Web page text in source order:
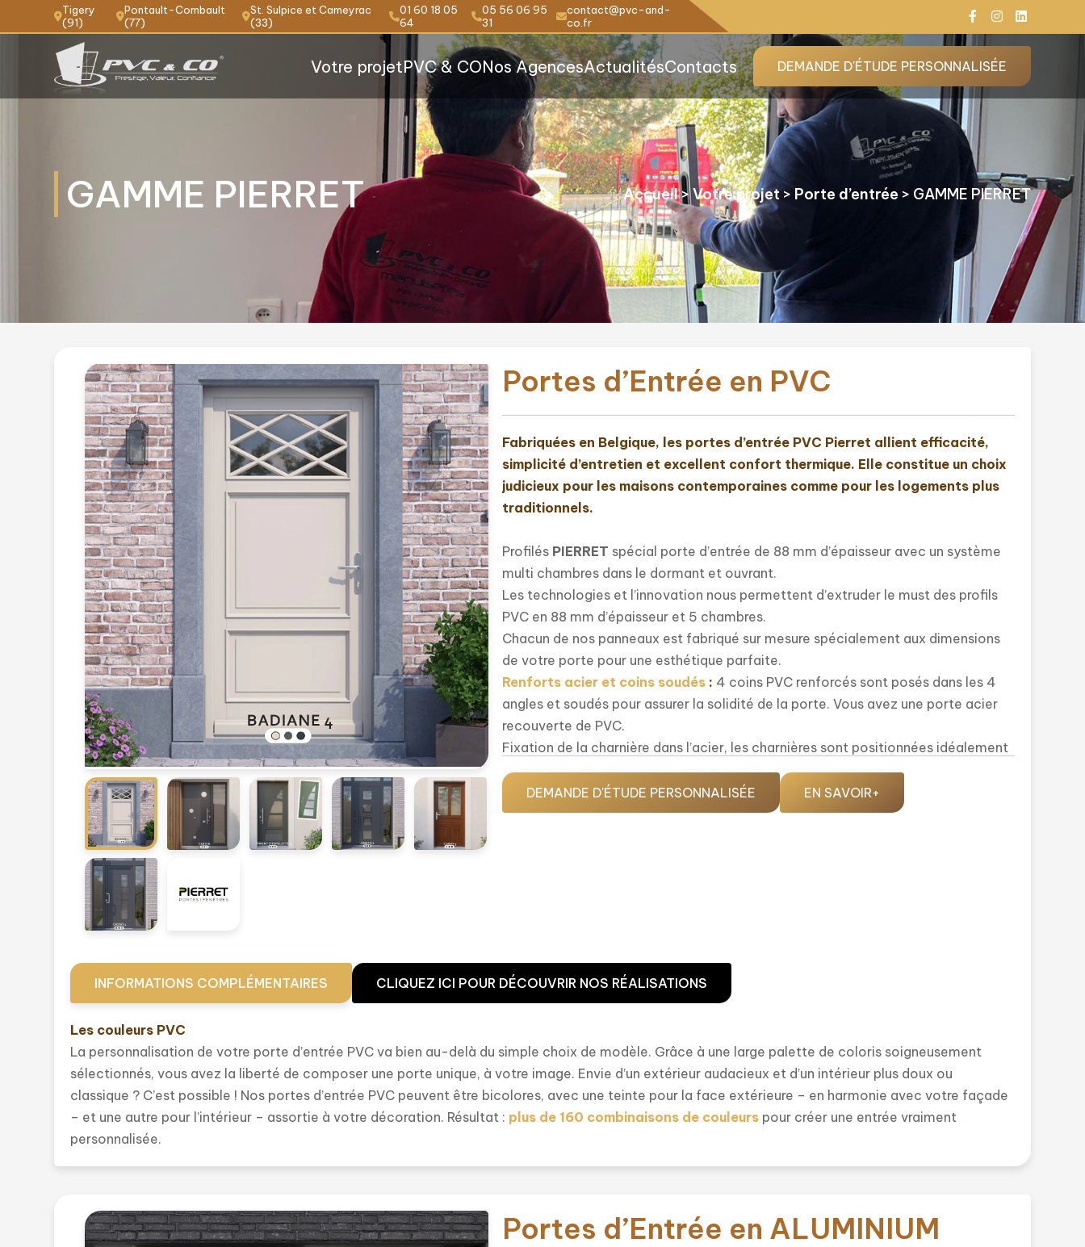
Panneau de gestion des cookies
Tigery
(91)
Pontault-Combault
(77)
St. Sulpice et Cameyrac
(33)
01 60 18 05
64
05 56 06 95
31
contact@pvc-and-
co.fr
Votre projetPVC & CONos AgencesActualitésContacts DEMANDE D'ÉTUDE PERSONNALISÉE
GAMME PIERRET Accueil>Votre projet> Porte d’entrée > GAMME PIERRET
Portes d’Entrée en PVC
Fabriquées en Belgique, les portes d’entrée PVC Pierret allient efficacité,
simplicité d’entretien et excellent confort thermique. Elle constitue un choix
judicieux pour les maisons contemporaines comme pour les logements plus
traditionnels.
Profilés PIERRET spécial porte d’entrée de 88 mm d’épaisseur avec un système
multi chambres dans le dormant et ouvrant.
Les technologies et l’innovation nous permettent d’extruder le must des profils
PVC en 88 mm d’épaisseur et 5 chambres.
Chacun de nos panneaux est fabriqué sur mesure spécialement aux dimensions
de votre porte pour une esthétique parfaite.
Renforts acier et coins soudés : 4 coins PVC renforcés sont posés dans les 4
angles et soudés pour assurer la solidité de la porte. Vous avez une porte acier
recouverte de PVC.
Fixation de la charnière dans l’acier, les charnières sont positionnées idéalement
pour s’ancrer solidement dans les renforts en acier.
Fermeture haute sécurité, votre porte se verrouille en 5 endroits lors de la
fermeture.
cachés qui allient modernité et performance thermique.
DEMANDE D'ÉTUDE PERSONNALISÉE EN SAVOIR+
INFORMATIONS COMPLÉMENTAIRES CLIQUEZ ICI POUR DÉCOUVRIR NOS RÉALISATIONS
Les couleurs PVC
La personnalisation de votre porte d’entrée PVC va bien au-delà du simple choix de modèle. Grâce à une large palette de coloris soigneusement
sélectionnés, vous avez la liberté de composer une porte unique, à votre image. Envie d’un extérieur audacieux et d’un intérieur plus doux ou
classique ? C’est possible ! Nos portes d’entrée PVC peuvent être bicolores, avec une teinte pour la face extérieure – en harmonie avec votre façade
– et une autre pour l’intérieur – assortie à votre décoration. Résultat : plus de 160 combinaisons de couleurs pour créer une entrée vraiment
personnalisée.
Portes d’Entrée en ALUMINIUM